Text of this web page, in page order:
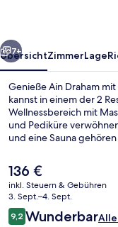
Weiter
7+
ÜbersichtZimmerLage
Genieße Ain Draham
kannst in einem der 2
Wellnessbereich mit
und Pediküre
und eine Sauna
Der
aktuelle
Preis
beträgt
136 €.
136 €
inkl. Steuern & Gebühren
3. Sept.–4. Sept.
Bewertungen
9,29,2 von 10.
Wunderbar